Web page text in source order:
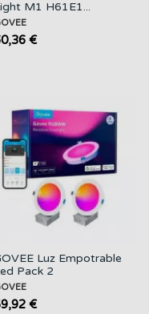
M1 H61E1...
€
Luz Empotrable
Pack 2
€